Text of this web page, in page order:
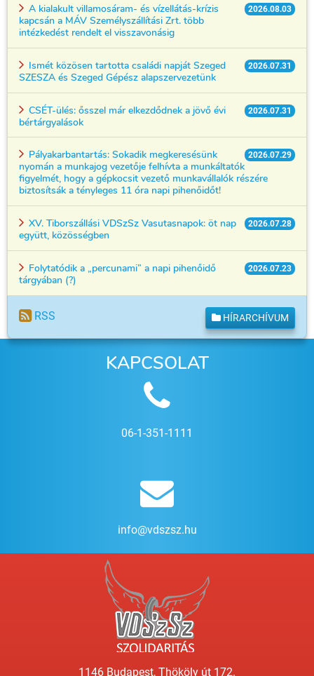
2026.08.03
A kialakult villamosáram- és vízellátás-krízis
kapcsán a MÁV Személyszállítási Zrt. több
intézkedést rendelt el visszavonásig
2026.07.31
Ismét közösen tartotta családi napját Szeged
SZESZA és Szeged Gépész alapszervezetünk
2026.07.31
CSÉT-ülés: ősszel már elkezdődnek a jövő évi
bértárgyalások
2026.07.29
Pályakarbantartás: Sokadik megkeresésünk
nyomán a munkajog vezetője felhívta a munkáltatók
figyelmét, hogy a gépkocsit vezető munkavállalók részére
biztosítsák a tényleges 11 óra napi pihenőidőt!
2026.07.28
XV. Tiborszállási VDSzSz Vasutasnapok: öt nap
együtt, közösségben
2026.07.23
Folytatódik a „percunami” a napi pihenőidő
tárgyában (?)
RSS HÍRARCHÍVUM
KAPCSOLAT
06-1-351-1111
info@vdszsz.hu
1146 Budapest, Thököly út 172.